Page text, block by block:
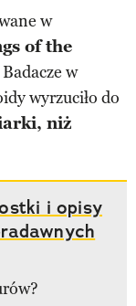
w
of the
w
wyrzuciło do
niż
i opisy